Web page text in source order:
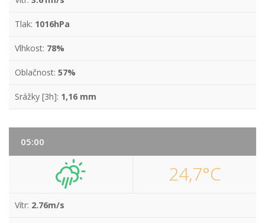
Tlak: 1016hPa
Vlhkost: 78%
Oblačnost: 57%
Srážky [3h]: 1,16 mm
05:00
24,7°C
Vítr: 2.76m/s